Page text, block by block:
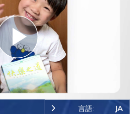
Play
Video
言語: JA